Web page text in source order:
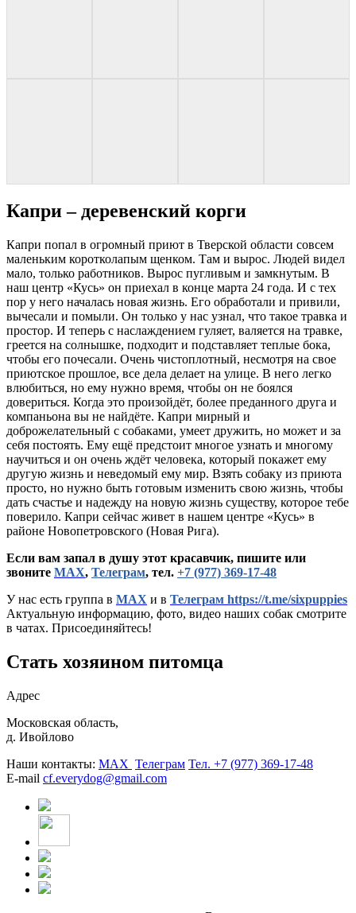
Капри – деревенский корги
Капри попал в огромный приют в Тверской области совсем
маленьким коротколапым щенком. Там и вырос. Людей видел
мало, только работников. Вырос пугливым и замкнутым. В
наш центр «Кусь» он приехал в конце марта 24 года. И с тех
пор у него началась новая жизнь. Его обработали и привили,
вычесали и помыли. Он только у нас узнал, что такое травка и
простор. И теперь с наслаждением гуляет, валяется на травке,
греется на солнышке, подходит и подставляет теплые бока,
чтобы его почесали. Очень чистоплотный, несмотря на свое
приютское прошлое, все дела делает на улице. В него легко
влюбиться, но ему нужно время, чтобы он не боялся
довериться. Когда это произойдёт, более преданного друга и
компаньона вы не найдёте. Капри мирный и
доброжелательный с собаками, умеет дружить, но может и за
себя постоять. Ему ещё предстоит многое узнать и многому
научиться и он очень ждёт человека, который покажет ему
другую жизнь и неведомый ему мир. Взять собаку из приюта
просто, но нужно быть готовым изменить свою жизнь, чтобы
дать счастье и надежду на новую жизнь существу, которое тебе
поверило. Капри сейчас живет в нашем центре «Кусь» в
районе Новопетровского (Новая Рига).
Если вам запал в душу этот красавчик, пишите или
звоните МАХ, Телеграм, тел. +7 (977) 369-17-48
У нас есть группа в МАХ и в Телеграм https://t.me/sixpuppies
Актуальную информацию, фото, видео наших собак смотрите
в чатах. Присоединяйтесь!
Стать хозяином питомца
Адрес
Московская область,
д. Ивойлово
Наши контакты: MAX Телеграм Тел. +7 (977) 369-17-48
E-mail cf.everydog@gmail.com